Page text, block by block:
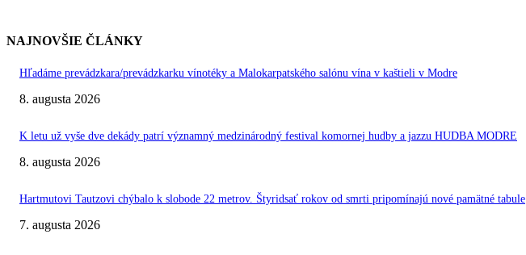
NAJNOVŠIE ČLÁNKY
Hľadáme prevádzkara/prevádzkarku vínotéky a Malokarpatského salónu vína v kaštieli v Modre
8. augusta 2026
K letu už vyše dve dekády patrí významný medzinárodný festival komornej hudby a jazzu HUDBA MODRE
8. augusta 2026
Hartmutovi Tautzovi chýbalo k slobode 22 metrov. Štyridsať rokov od smrti pripomínajú nové pamätné tabule
7. augusta 2026